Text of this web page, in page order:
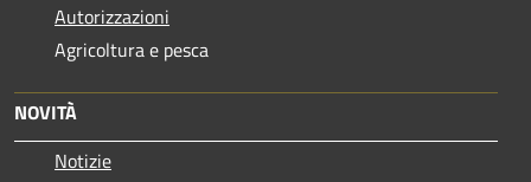
Autorizzazioni
Agricoltura e pesca
NOVITÀ
Notizie